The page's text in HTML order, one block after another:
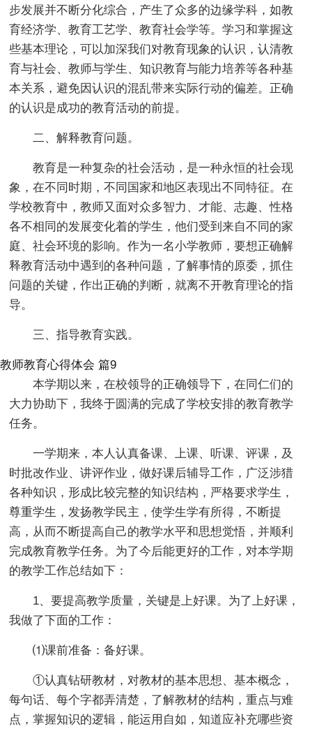
步发展并不断分化综合，产生了众多的边缘学科，如教
育经济学、教育工艺学、教育社会学等。学习和掌握这
些基本理论，可以加深我们对教育现象的认识，认清教
育与社会、教师与学生、知识教育与能力培养等各种基
本关系，避免因认识的混乱带来实际行动的偏差。正确
的认识是成功的教育活动的前提。
二、解释教育问题。
教育是一种复杂的社会活动，是一种永恒的社会现
象，在不同时期，不同国家和地区表现出不同特征。在
学校教育中，教师又面对众多智力、才能、志趣、性格
各不相同的发展变化着的学生，他们受到来自不同的家
庭、社会环境的影响。作为一名小学教师，要想正确解
释教育活动中遇到的各种问题，了解事情的原委，抓住
问题的关键，作出正确的判断，就离不开教育理论的指
导。
三、指导教育实践。
教师教育心得体会 篇9
本学期以来，在校领导的正确领导下，在同仁们的
大力协助下，我终于圆满的完成了学校安排的教育教学
任务。
一学期来，本人认真备课、上课、听课、评课，及
时批改作业、讲评作业，做好课后辅导工作，广泛涉猎
各种知识，形成比较完整的知识结构，严格要求学生，
尊重学生，发扬教学民主，使学生学有所得，不断提
高，从而不断提高自己的教学水平和思想觉悟，并顺利
完成教育教学任务。为了今后能更好的工作，对本学期
的教学工作总结如下：
1、要提高教学质量，关键是上好课。为了上好课，
我做了下面的工作：
⑴课前准备：备好课。
①认真钻研教材，对教材的基本思想、基本概念，
每句话、每个字都弄清楚，了解教材的结构，重点与难
点，掌握知识的逻辑，能运用自如，知道应补充哪些资